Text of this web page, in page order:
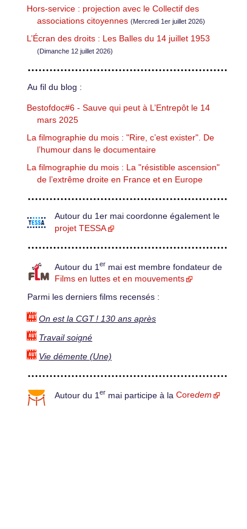
Hors-service : projection avec le Collectif des
associations citoyennes (Mercredi 1er juillet 2026)
L’Écran des droits : Les Balles du 14 juillet 1953
(Dimanche 12 juillet 2026)
Au fil du blog :
Bestofdoc#6 - Sauve qui peut à L’Entrepôt le 14
mars 2025
La filmographie du mois : "Rire, c’est exister". De
l’humour dans le documentaire
La filmographie du mois : La "résistible ascension"
de l’extrême droite en France et en Europe
Autour du 1er mai coordonne également le
projet TESSA
Autour du 1 er mai est membre fondateur de
Films en luttes et en mouvements
Parmi les derniers films recensés :
On est la CGT ! 130 ans après
Travail soigné
Vie démente (Une)
Autour du 1 er mai participe à la Coredem